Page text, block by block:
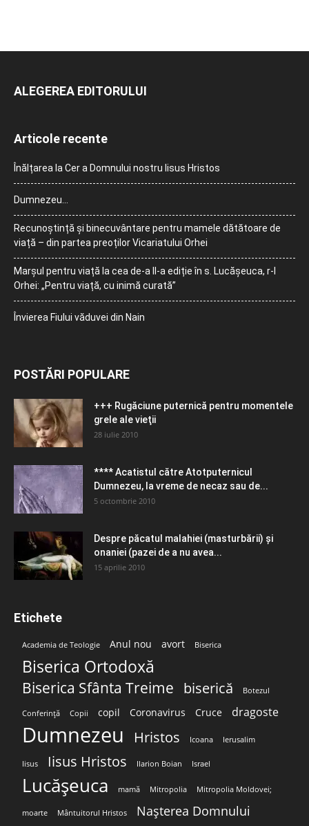
ALEGEREA EDITORULUI
Articole recente
Înălțarea la Cer a Domnului nostru Iisus Hristos
Dumnezeu…
Recunoștință și binecuvântare pentru mamele dătătoare de
viață – din partea preoților Vicariatului Orhei
Marșul pentru viață la cea de-a II-a ediție în s. Lucășeuca, r-l
Orhei: „Pentru viață, cu inimă curată”
Învierea Fiului văduvei din Nain
POSTĂRI POPULARE
+++ Rugăciune puternică pentru momentele
grele ale vieţii
28 iulie 2010
**** Acatistul către Atotputernicul
Dumnezeu, la vreme de necaz sau de...
5 octombrie 2010
Despre păcatul malahiei (masturbării) şi
onaniei (pazei de a nu avea...
15 aprilie 2010
Etichete
Academia de Teologie Anul nou avort Biserica
Biserica Ortodoxă
Biserica Sfânta Treime biserică Botezul
Conferință Copii copil Coronavirus Cruce dragoste
Dumnezeu Hristos Icoana Ierusalim
Iisus Iisus Hristos Ilarion Boian Israel
Lucășeuca mamă Mitropolia Mitropolia Moldovei;
moarte Mântuitorul Hristos Nașterea Domnului